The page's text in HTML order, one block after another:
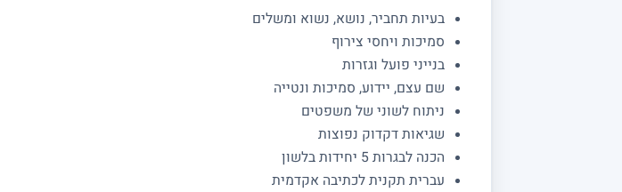
בעיות תחביר, נושא, נשוא ומשלים
סמיכות ויחסי צירוף
בנייני פועל וגזרות
שם עצם, יידוע, סמיכות ונטייה
ניתוח לשוני של משפטים
שגיאות דקדוק נפוצות
הכנה לבגרות 5 יחידות בלשון
עברית תקנית לכתיבה אקדמית